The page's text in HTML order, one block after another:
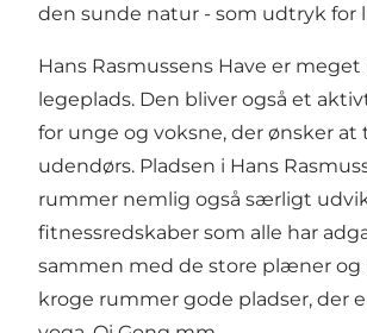
den sunde natur - som udtryk for
Hans Rasmussens Have er
legeplads. Den bliver også et
for unge og voksne, der ønsker
udendørs. Pladsen i Hans
rummer nemlig også særligt
fitnessredskaber som alle har
sammen med de store plæner og
kroge rummer gode pladser, der